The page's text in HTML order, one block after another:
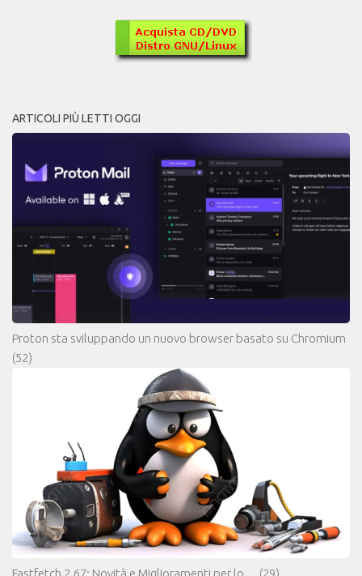
ARTICOLI PIÙ LETTI OGGI
Proton sta sviluppando un nuovo browser basato su Chromium
(52)
Fastfetch 2.67: Novità e Miglioramenti per lo… (29)